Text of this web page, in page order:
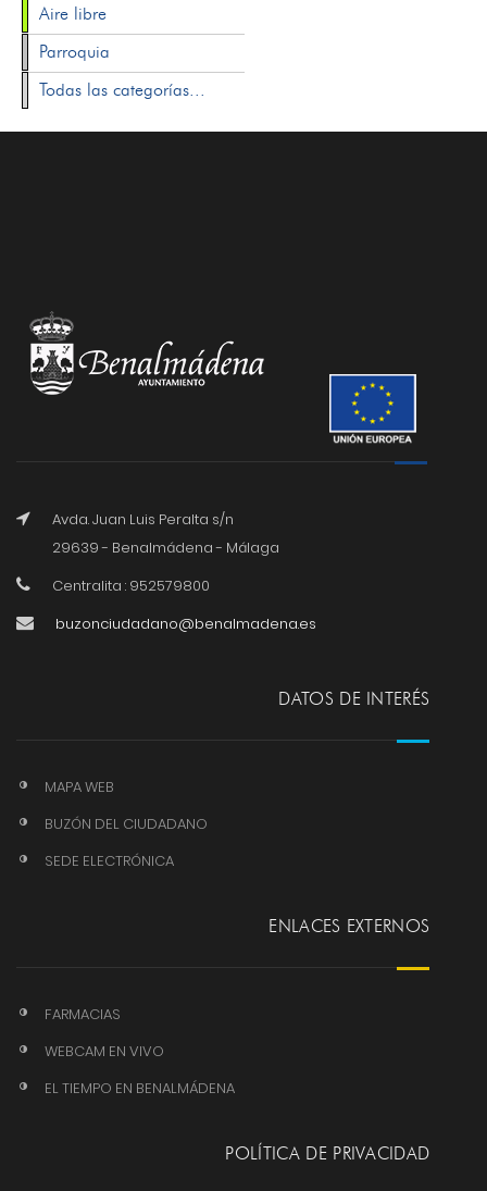
Aire libre
Parroquia
Todas las categorías...
Avda. Juan Luis Peralta s/n
29639 - Benalmádena - Málaga
Centralita : 952579800
buzonciudadano@benalmadena.es
DATOS DE INTERÉS
MAPA WEB
BUZÓN DEL CIUDADANO
SEDE ELECTRÓNICA
ENLACES EXTERNOS
FARMACIAS
WEBCAM EN VIVO
EL TIEMPO EN BENALMÁDENA
POLÍTICA DE PRIVACIDAD